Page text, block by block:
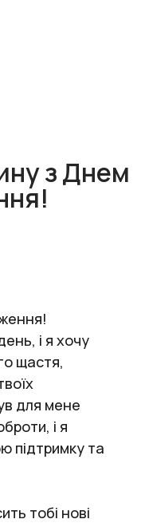
з Днем
і я хочу
щастя,
для мене
і я
підтримку та
тобі нові